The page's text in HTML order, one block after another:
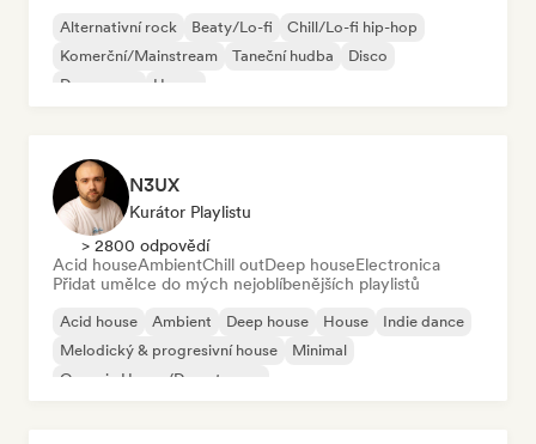
Alternativní rock Beaty/Lo-fi
Chill/Lo-fi hip-hop
Komerční/Mainstream
Taneční hudba
Disco
Dream pop
House
N3UX
Kurátor Playlistu
> 2800 odpovědí
Acid houseAmbientChill outDeep houseElectronica
Přidat umělce do mých nejoblíbenějších playlistů
Acid house Ambient Deep house House
Indie dance
Melodický & progresivní house
Minimal
Organic House/Downtempo